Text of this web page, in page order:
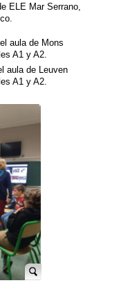
ELE Mar Serrano,
aula de Mons
A1 y A2.
aula de Leuven
A1 y A2.